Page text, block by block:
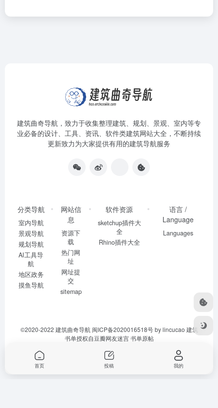
建筑曲奇导航 ，致力于收集整理建筑、规划、景观、室内等专
业必备的设计、工具、资讯、软件类建筑网站大全，不断持续
更新致力为大家提供有用的建筑导航服务
分类导航
室内导航
景观导航
规划导航
AI工具导
航
地区政务
摸鱼导航
网站信
息
资源下
载
热门网
址
网址提
交
sitemap
软件资源
sketchup插件大
全
Rhino插件大全
语言 /
Language
Languages
©2020-2022 建筑曲奇导航 闽ICP备2020016518号by lincucao 建筑
书单授权自豆瓣网友迷宫书单原帖
首页 投稿 我的